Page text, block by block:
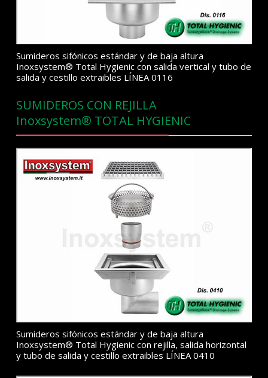
Sumideros sifónicos estándar y de baja altura
Inoxsystem® Total Hygienic con salida vertical y tubo de
salida y cestillo extraibles LÍNEA 0116
SUMIDEROS CON REJILLA
Inoxsystem® TOTAL HYGIENIC
Sumideros sifónicos estándar y de baja altura
Inoxsystem® Total Hygienic con rejilla, salida horizontal
y tubo de salida y cestillo extraibles LÍNEA 0410